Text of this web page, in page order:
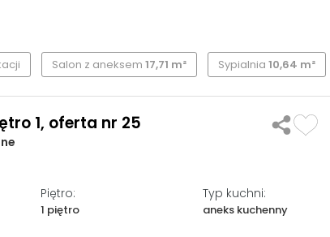
Salon z aneksem 17,71 m² Sypialnia 10,64 m²
1, oferta nr 25
Piętro:
1 piętro
Typ kuchni:
aneks kuchenny